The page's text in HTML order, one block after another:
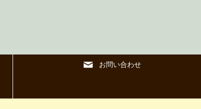
お問い合わせ